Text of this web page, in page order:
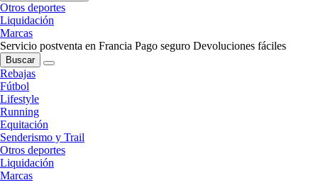
Otros deportes
Liquidación
Marcas
Servicio postventa en Francia Pago seguro Devoluciones fáciles
Buscar
Rebajas
Fútbol
Lifestyle
Running
Equitación
Senderismo y Trail
Otros deportes
Liquidación
Marcas